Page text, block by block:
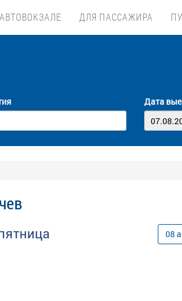
ДЛЯ ПАССАЖИРА
Дата
08